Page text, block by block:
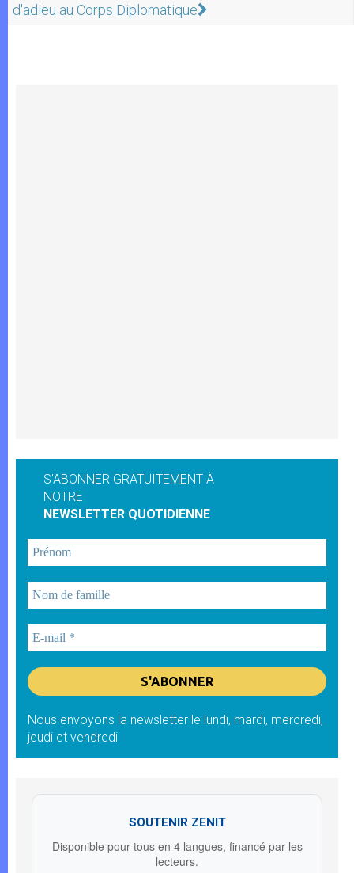
d'adieu au Corps Diplomatique
S'ABONNER GRATUITEMENT À
NOTRE
NEWSLETTER QUOTIDIENNE
Nous envoyons la newsletter le lundi, mardi, mercredi,
jeudi et vendredi
SOUTENIR ZENIT
Disponible pour tous en 4 langues, financé par les
lecteurs.